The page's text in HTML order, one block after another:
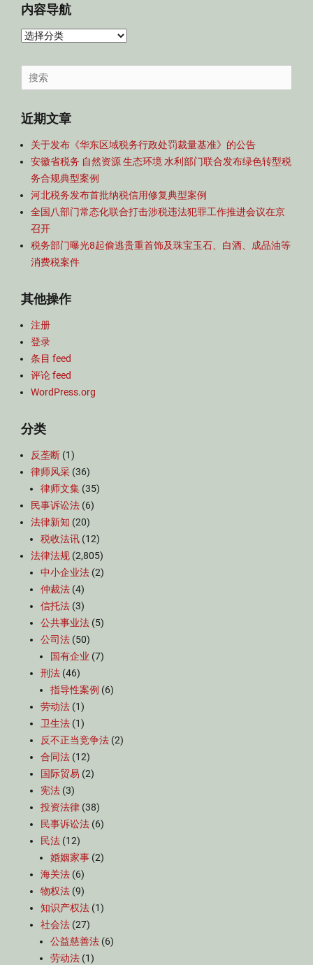
内容导航
内
导
航
Search
for:
近期文章
关于发布《华东区域税务行政处罚裁量基准》的公告
安徽省税务 自然资源 生态环境 水利部门联合发布绿色转型税
务合规典型案例
河北税务发布首批纳税信用修复典型案例
全国八部门常态化联合打击涉税违法犯罪工作推进会议在京
召开
税务部门曝光8起偷逃贵重首饰及珠宝玉石、白酒、成品油等
消费税案件
其他操作
注册
登录
条目 feed
评论 feed
WordPress.org
分类
反垄断 (1)
律师风采 (36)
律师文集 (35)
民事诉讼法 (6)
法律新知 (20)
税收法讯 (12)
法律法规 (2,805)
中小企业法 (2)
仲裁法 (4)
信托法 (3)
公共事业法 (5)
公司法 (50)
国有企业 (7)
刑法 (46)
指导性案例 (6)
劳动法 (1)
卫生法 (1)
反不正当竞争法 (2)
合同法 (12)
国际贸易 (2)
宪法 (3)
投资法律 (38)
民事诉讼法 (6)
民法 (12)
婚姻家事 (2)
海关法 (6)
物权法 (9)
知识产权法 (1)
社会法 (27)
公益慈善法 (6)
劳动法 (1)